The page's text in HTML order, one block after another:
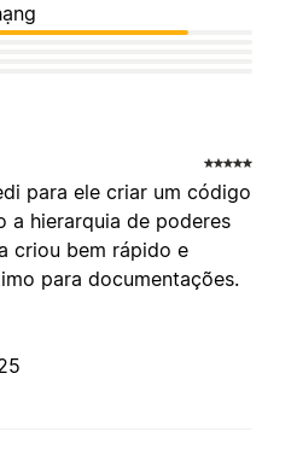
para ele criar um código
a hierarquia de poderes
criou bem rápido e
para documentações.